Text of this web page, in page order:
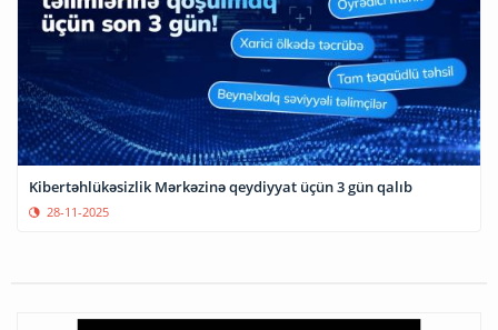
Kibertəhlükəsizlik Mərkəzinə qeydiyyat üçün 3 gün qalıb
28-11-2025